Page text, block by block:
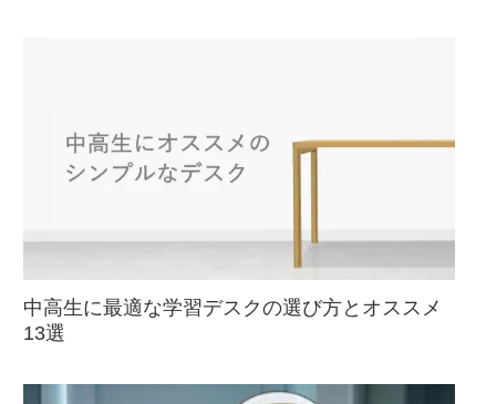
中高生に最適な学習デスクの選び方とオススメ
13選